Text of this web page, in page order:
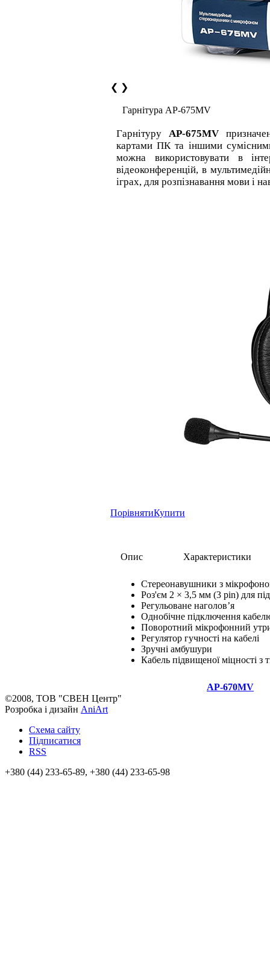
❮ ❯
Гарнітура AP-675MV
Гарнітуру АР-675MV
картами ПК та іншими
можна використовувати в
відеоконференцій, в
іграх, для розпізнавання мови і
ПорівнятиКупити
Опис Характеристики
Стереонавушники з
Роз'єм 2 × 3,5 мм (3 pin) для
Регульоване наголов’я
Однобічне підключення
Поворотний мікрофонний
Регулятор гучності на кабелі
Зручні амбушури
Кабель підвищеної міцності
AP-670MV
©2008, ТОВ "СВЕН Центр"
Розробка і дизайн AniArt
Схема сайту
Підписатися
RSS
+380 (44) 233-65-89, +380 (44) 233-65-98